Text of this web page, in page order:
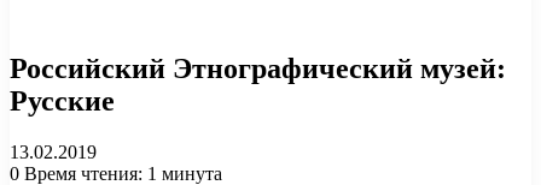
Российский Этнографический музей:
Русские
13.02.2019
0 Время чтения: 1 минута